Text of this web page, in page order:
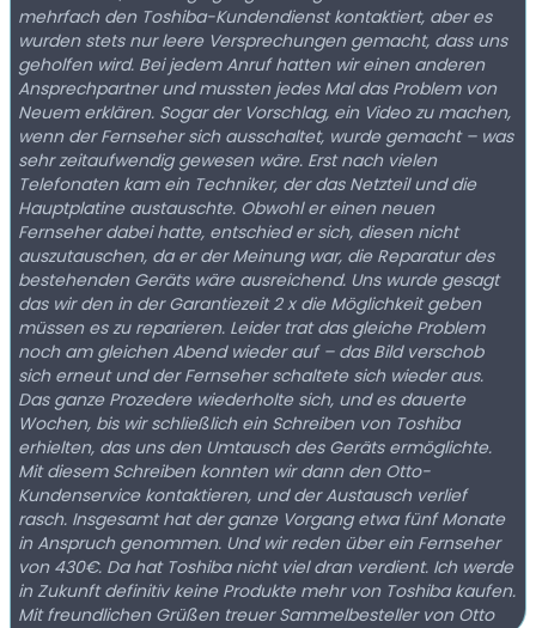
mehrfach den Toshiba-Kundendienst kontaktiert, aber es
wurden stets nur leere Versprechungen gemacht, dass uns
geholfen wird. Bei jedem Anruf hatten wir einen anderen
Ansprechpartner und mussten jedes Mal das Problem von
Neuem erklären. Sogar der Vorschlag, ein Video zu machen,
wenn der Fernseher sich ausschaltet, wurde gemacht – was
sehr zeitaufwendig gewesen wäre. Erst nach vielen
Telefonaten kam ein Techniker, der das Netzteil und die
Hauptplatine austauschte. Obwohl er einen neuen
Fernseher dabei hatte, entschied er sich, diesen nicht
auszutauschen, da er der Meinung war, die Reparatur des
bestehenden Geräts wäre ausreichend. Uns wurde gesagt
das wir den in der Garantiezeit 2 x die Möglichkeit geben
müssen es zu reparieren. Leider trat das gleiche Problem
noch am gleichen Abend wieder auf – das Bild verschob
sich erneut und der Fernseher schaltete sich wieder aus.
Das ganze Prozedere wiederholte sich, und es dauerte
Wochen, bis wir schließlich ein Schreiben von Toshiba
erhielten, das uns den Umtausch des Geräts ermöglichte.
Mit diesem Schreiben konnten wir dann den Otto-
Kundenservice kontaktieren, und der Austausch verlief
rasch. Insgesamt hat der ganze Vorgang etwa fünf Monate
in Anspruch genommen. Und wir reden über ein Fernseher
von 430€. Da hat Toshiba nicht viel dran verdient. Ich werde
in Zukunft definitiv keine Produkte mehr von Toshiba kaufen.
Mit freundlichen Grüßen treuer Sammelbesteller von Otto